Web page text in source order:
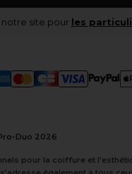
notre site pour les
Duo 2026
pour la coiffure et